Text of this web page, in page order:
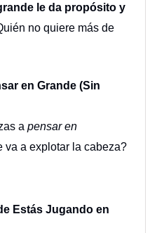
le da propósito y
no quiere más de
en Grande (Sin
a pensar en
va a explotar la cabeza?
Estás Jugando en